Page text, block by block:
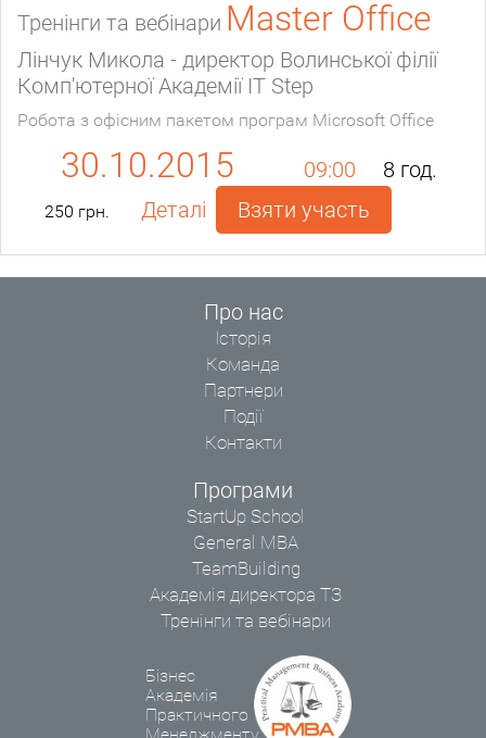
Тренінги та вебінари Master Office
Лінчук Микола - директор Волинської філії
Комп'ютерної Академії IT Step
Робота з офісним пакетом програм Microsoft Office
30.10.2015 09:00 8 год.
250 грн. Деталі Взяти участь
Про нас
Історія
Команда
Партнери
Події
Контакти
Програми
StartUp School
General MBA
TeamBuilding
Академія директора ТЗ
Тренінги та вебінари
Бізнес
Академія
Практичного